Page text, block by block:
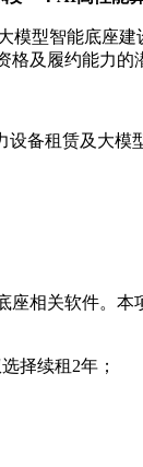
型智能底座
及履约能力的
备租赁及大模
相关软件。
择续租2年；